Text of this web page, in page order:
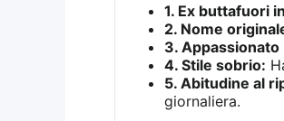
1. Ex buttafuori
2. Nome
3. Appassionato
4. Stile sobrio:
5. Abitudine al
giornaliera.